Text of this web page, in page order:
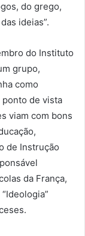
do grego,
ideias”.
do Instituto
grupo,
como
ponto de vista
viam com bons
de Instrução
da França,